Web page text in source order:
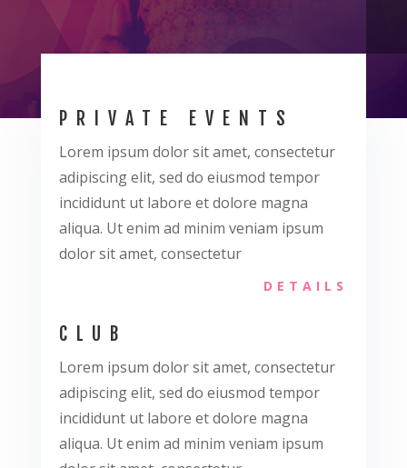
PRIVATE EVENTS
Lorem ipsum dolor sit amet, consectetur
adipiscing elit, sed do eiusmod tempor
incididunt ut labore et dolore magna
aliqua. Ut enim ad minim veniam ipsum
dolor sit amet, consectetur
DETAILS
CLUB
Lorem ipsum dolor sit amet, consectetur
adipiscing elit, sed do eiusmod tempor
incididunt ut labore et dolore magna
aliqua. Ut enim ad minim veniam ipsum